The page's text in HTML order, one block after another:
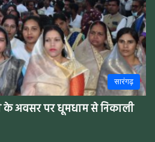
सारंगढ़
के अवसर पर धूमधाम से निकाली